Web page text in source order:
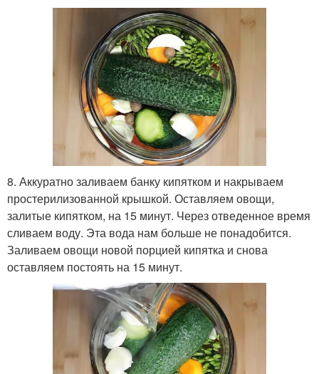
8. Аккуратно заливаем банку кипятком и накрываем
простерилизованной крышкой. Оставляем овощи,
залитые кипятком, на 15 минут. Через отведенное время
сливаем воду. Эта вода нам больше не понадобится.
Заливаем овощи новой порцией кипятка и снова
оставляем постоять на 15 минут.